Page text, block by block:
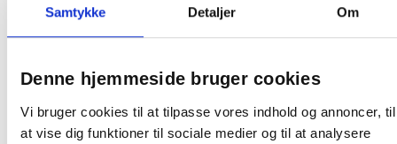
Samtykke Detaljer Om
Denne hjemmeside bruger cookies
Vi bruger cookies til at tilpasse vores indhold og annoncer, til
at vise dig funktioner til sociale medier og til at analysere
Farve: Sort
Producent: Øvrige
Fødevaregodkendelser